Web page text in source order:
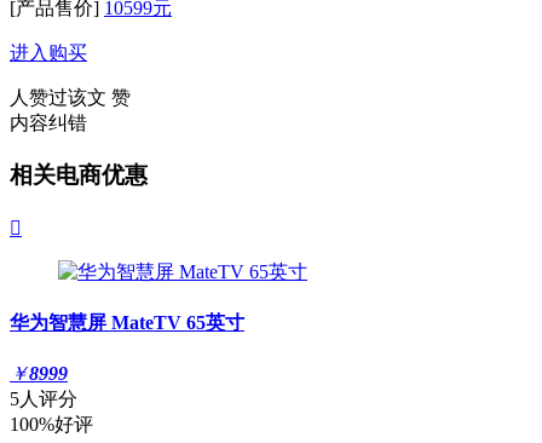
[产品售价] 10599元
进入购买
人赞过该文 赞
内容纠错
相关电商优惠

华为智慧屏 MateTV 65英寸
￥8999
5人评分
100%好评